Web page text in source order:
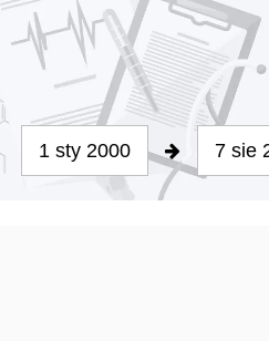
1 sty 2000 7 sie